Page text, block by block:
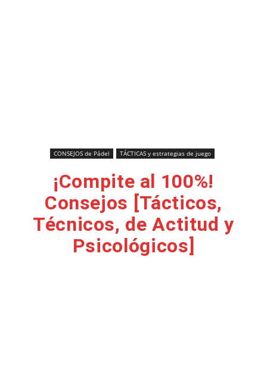
CONSEJOS de Pádel TÁCTICAS y estrategias de juego
¡Compite al 100%!
Consejos [Tácticos,
Técnicos, de Actitud y
Psicológicos]